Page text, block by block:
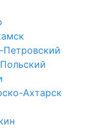
Ахтарск